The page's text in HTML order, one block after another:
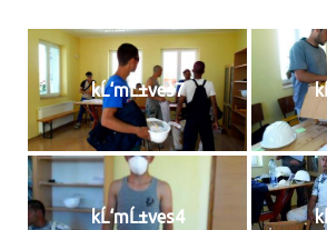
kĹ‘mĹ±ves7
kĹ‘mĹ±ves4